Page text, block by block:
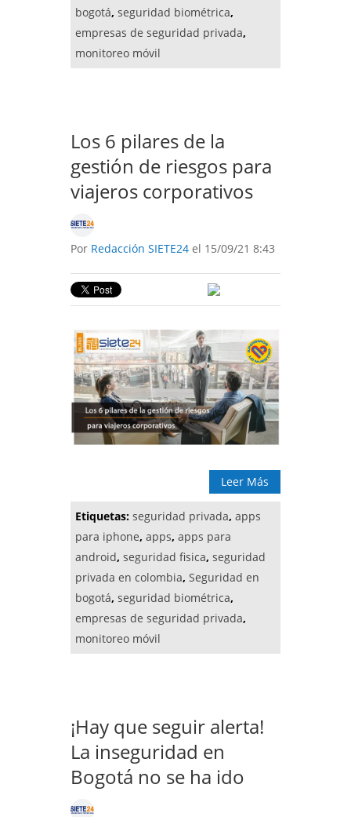
bogotá, seguridad biométrica,
empresas de seguridad privada,
monitoreo móvil
Los 6 pilares de la
gestión de riesgos para
viajeros corporativos
Por Redacción SIETE24 el 15/09/21 8:43
Leer Más
Etiquetas: seguridad privada, apps
para iphone, apps, apps para
android, seguridad fisica, seguridad
privada en colombia, Seguridad en
bogotá, seguridad biométrica,
empresas de seguridad privada,
monitoreo móvil
¡Hay que seguir alerta!
La inseguridad en
Bogotá no se ha ido